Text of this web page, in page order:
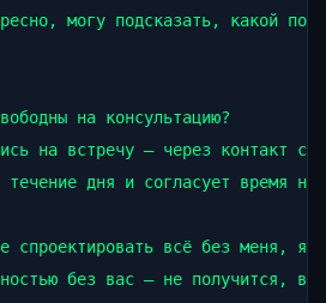
могу подсказать, какой
на консультацию?
на встречу — через контакт
течение дня и согласует время
спроектировать всё без меня, я
без вас — не получится,